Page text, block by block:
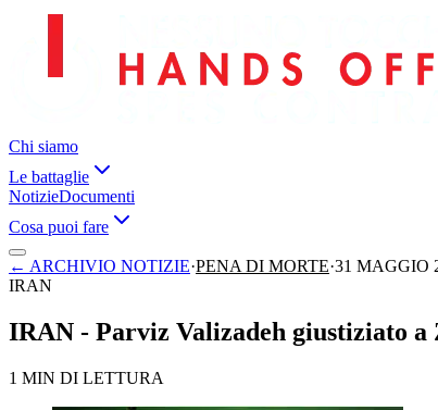
Chi siamo
Le battaglie
NotizieDocumenti
Cosa puoi fare
← ARCHIVIO NOTIZIE·PENA DI MORTE·31 MAGGIO
IRAN
IRAN - Parviz Valizadeh giustiziato a
1 MIN DI LETTURA